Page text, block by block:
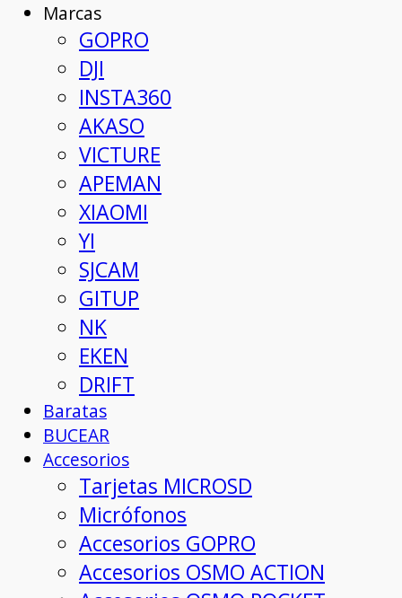
Marcas
GOPRO
DJI
INSTA360
AKASO
VICTURE
APEMAN
XIAOMI
YI
SJCAM
GITUP
NK
EKEN
DRIFT
Baratas
BUCEAR
Accesorios
Tarjetas MICROSD
Micrófonos
Accesorios GOPRO
Accesorios OSMO ACTION